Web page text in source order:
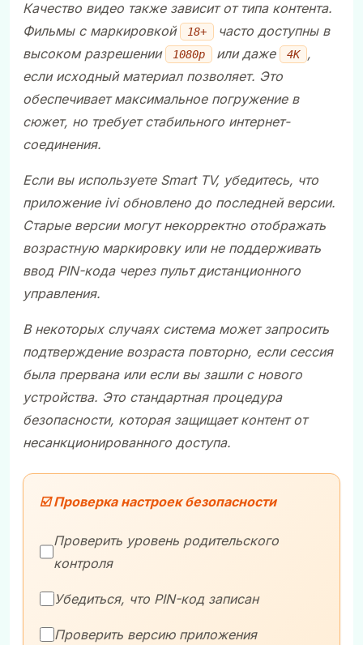
Качество видео также зависит от типа контента.
Фильмы с маркировкой
18+
часто доступны в
высоком разрешении
1080p или даже 4K
,
если исходный материал позволяет. Это
обеспечивает максимальное погружение в
сюжет, но требует стабильного интернет-
соединения.
Если вы используете Smart TV, убедитесь, что
приложение ivi обновлено до последней версии.
Старые версии могут некорректно отображать
возрастную маркировку или не поддерживать
ввод PIN-кода через пульт дистанционного
управления.
В некоторых случаях система может запросить
подтверждение возраста повторно, если сессия
была прервана или если вы зашли с нового
устройства. Это стандартная процедура
безопасности, которая защищает контент от
несанкционированного доступа.
☑️ Проверка настроек безопасности
Проверить уровень родительского
контроля
Убедиться, что PIN-код записан
Проверить версию приложения